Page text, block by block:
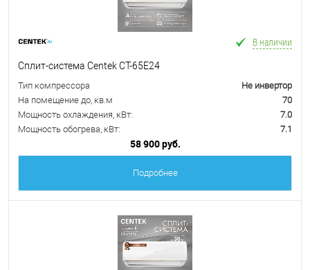
В наличии
Сплит-система Centek CT-65E24
Тип компрессора
Не инвертор
На помещение до, кв.м
70
Мощность охлаждения, кВт:
7.0
Мощность обогрева, кВт:
7.1
58 900 руб.
Подробнее